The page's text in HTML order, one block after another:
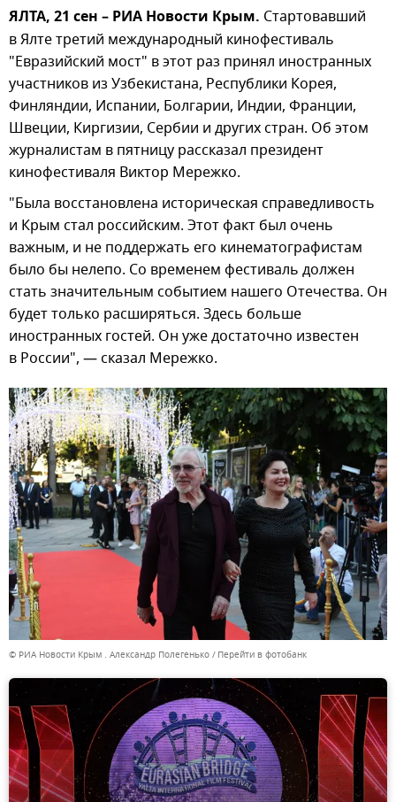
ЯЛТА, 21 сен – РИА Новости Крым. Стартовавший
в Ялте третий международный кинофестиваль
"Евразийский мост" в этот раз принял иностранных
участников из Узбекистана, Республики Корея,
Финляндии, Испании, Болгарии, Индии, Франции,
Швеции, Киргизии, Сербии и других стран. Об этом
журналистам в пятницу рассказал президент
кинофестиваля Виктор Мережко.
"Была восстановлена историческая справедливость
и Крым стал российским. Этот факт был очень
важным, и не поддержать его кинематографистам
было бы нелепо. Со временем фестиваль должен
стать значительным событием нашего Отечества. Он
будет только расширяться. Здесь больше
иностранных гостей. Он уже достаточно известен
в России", — сказал Мережко.
© РИА Новости Крым . Александр Полегенько Перейти в фотобанк